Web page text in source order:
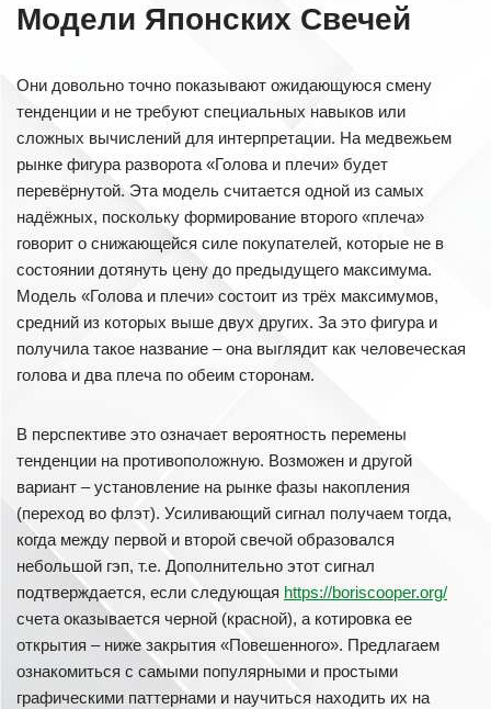
Модели Японских Свечей
Они довольно точно показывают ожидающуюся смену
тенденции и не требуют специальных навыков или
сложных вычислений для интерпретации. На медвежьем
рынке фигура разворота «Голова и плечи» будет
перевёрнутой. Эта модель считается одной из самых
надёжных, поскольку формирование второго «плеча»
говорит о снижающейся силе покупателей, которые не в
состоянии дотянуть цену до предыдущего максимума.
Модель «Голова и плечи» состоит из трёх максимумов,
средний из которых выше двух других. За это фигура и
получила такое название – она выглядит как человеческая
голова и два плеча по обеим сторонам.
В перспективе это означает вероятность перемены
тенденции на противоположную. Возможен и другой
вариант – установление на рынке фазы накопления
(переход во флэт). Усиливающий сигнал получаем тогда,
когда между первой и второй свечой образовался
небольшой гэп, т.е. Дополнительно этот сигнал
подтверждается, если следующая https://boriscooper.org/
счета оказывается черной (красной), а котировка ее
открытия – ниже закрытия «Повешенного». Предлагаем
ознакомиться с самыми популярными и простыми
графическими паттернами и научиться находить их на